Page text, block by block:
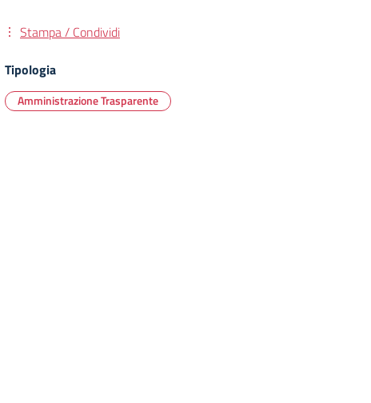
Stampa / Condividi
Tipologia
Amministrazione Trasparente